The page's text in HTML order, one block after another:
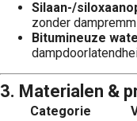
Silaan-/
zonder
Bitumineuze
3. Materialen &
Categorie